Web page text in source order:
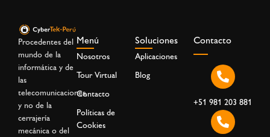
Procedentes del
mundo de la
informática y de
las
telecomunicaciones,
y no de la
cerrajería
mecánica o del
Menú
Nosotros
Tour Virtual
Contacto
Políticas de
Cookies
Soluciones
Aplicaciones
Blog
Contacto
+51 981 203 881